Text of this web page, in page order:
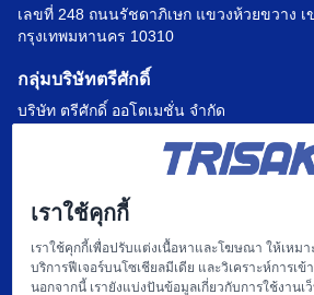
เลขที่ 248 ถนนรัชดาภิเษก แขวงห้วยขวาง เ
กรุงเทพมหานคร 10310
กลุ่มบริษัทตรีศักดิ์
บริษัท ตรีศักดิ์ ออโตเมชั่น จำกัด
บริษัท แฟคตอรี่ ออโตเมชั่น เซ็นเตอร์ จำกัด
บริษัท ไฮทรอน-ตรีศักดิ์ จำกัด
หน้าแรก
เราใช้คุกกี้
เราใช้คุกกี้เพื่อปรับแต่งเนื้อหาและโฆษณา ให้เหม
บริการฟีเจอร์บนโซเชียลมีเดีย และวิเคราะห์การเข้
นอกจากนี้ เรายังแบ่งปันข้อมูลเกี่ยวกับการใช้งาน